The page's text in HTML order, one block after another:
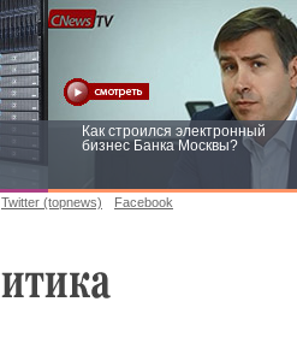
Как строился электронный
бизнес Банка Москвы?
Twitter (topnews) Facebook